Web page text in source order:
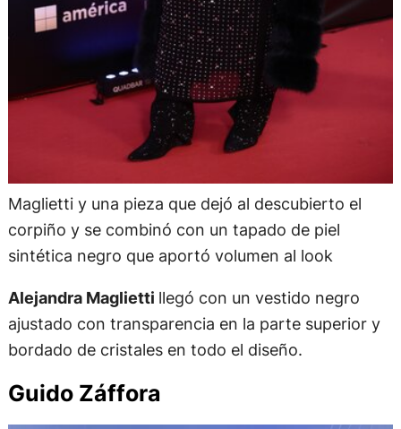
Maglietti y una pieza que dejó al descubierto el
corpiño y se combinó con un tapado de piel
sintética negro que aportó volumen al look
Alejandra Maglietti llegó con un vestido negro
ajustado con transparencia en la parte superior y
bordado de cristales en todo el diseño.
Guido Záffora